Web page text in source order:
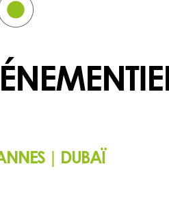
| DUBAÏ